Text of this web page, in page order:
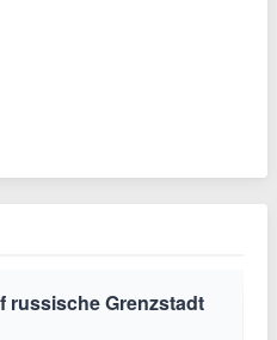
russische Grenzstadt